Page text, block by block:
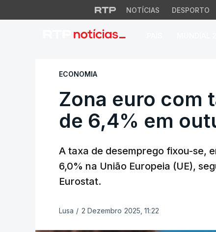
NOTÍCIAS DESPORTO
Zona euro com
ECONOMIA
Zona euro com
de 6,4% em
A taxa de desemprego fixou-se,
6,0% na União Europeia (UE),
Eurostat.
Lusa / 2 Dezembro 2025, 11:22